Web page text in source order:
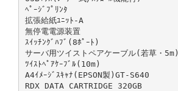
ﾍﾟｰｼﾞﾌﾟﾘﾝﾀ
拡張給紙ﾕﾆｯﾄ-A
無停電電源装置
ｽｲｯﾁﾝｸﾞﾊﾌﾞ(8ﾎﾟｰﾄ)
サーバ用ツイストペアケーブル(若草・5m)
ﾂｲｽﾄﾍﾟｱｹｰﾌﾞﾙ(10m)
A4ｲﾒｰｼﾞｽｷｬﾅ(EPSON製)GT-S640
RDX DATA CARTRIDGE 320GB